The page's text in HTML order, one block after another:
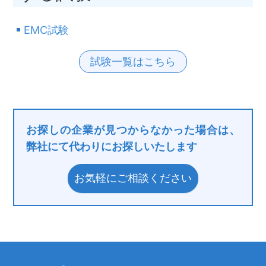
EMC試験
試験一覧はこちら
お探しの企業が見つからなかった場合は、
弊社にて代わりにお探しいたします
お気軽にご相談ください